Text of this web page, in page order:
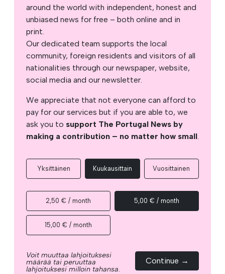
around the world with independent, honest and
unbiased news for free – both online and in
print.
Our dedicated team supports the local
community, foreign residents and visitors of all
nationalities through our newspaper, website,
social media and our newsletter.
We appreciate that not everyone can afford to
pay for our services but if you are able to, we
ask you to support The Portugal News by
making a contribution – no matter how small.
Yksittäinen Kuukausittain Vuosittainen
2,50 € / month 5,00 € / month
15,00 € / month
Voit muuttaa lahjoituksesi
määrää tai peruuttaa
lahjoituksesi milloin tahansa.
Continue →